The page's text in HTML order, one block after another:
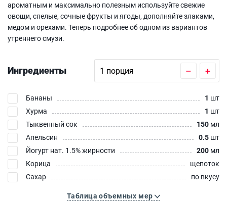
ароматным и максимально полезным используйте свежие
овощи, спелые, сочные фрукты и ягоды, дополняйте злаками,
медом и орехами. Теперь подробнее об одном из вариантов
утреннего смузи.
Ингредиенты – +
Бананы 1 шт
Хурма
1 шт
Тыквенный сок
150 мл
Апельсин
0.5 шт
Йогурт нат. 1.5% жирности
200 мл
Корица
щепоток
Сахар
по вкусу
Таблица объемных мер